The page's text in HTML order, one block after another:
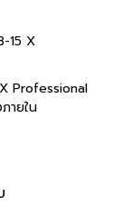
15 X
Professional
ายใน